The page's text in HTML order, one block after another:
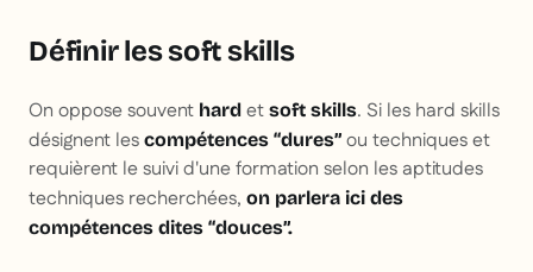
Définir les soft skills
On oppose souvent hard et soft skills. Si les hard skills
désignent les compétences “dures” ou techniques et
requièrent le suivi d'une formation selon les aptitudes
techniques recherchées, on parlera ici des
compétences dites “douces”.